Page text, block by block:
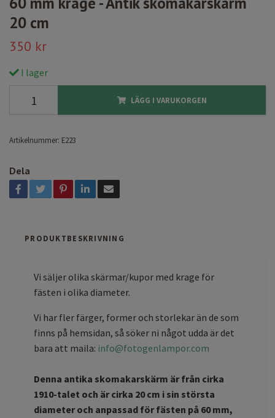
20 cm
350 kr
I lager
LÄGG I VARUKORGEN
Artikelnummer: E223
Dela
PRODUKTBESKRIVNING
Vi säljer olika skärmar/kupor med krage för
fästen i olika diameter.
Vi har fler färger, former och storlekar än de som
finns på hemsidan, så söker ni något udda är det
bara att maila: info@fotogenlampor.com
Denna antika skomakarskärm är från cirka
1910-talet och är cirka 20 cm i sin största
diameter och anpassad för fästen på 60 mm,